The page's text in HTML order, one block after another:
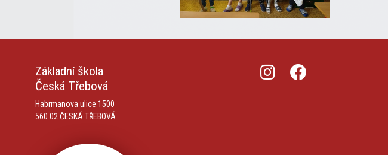
Základní škola
Česká Třebová
Habrmanova ulice 1500
560 02 ČESKÁ TŘEBOVÁ